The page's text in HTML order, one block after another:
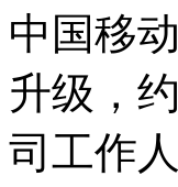
中国移
升级，
司工作